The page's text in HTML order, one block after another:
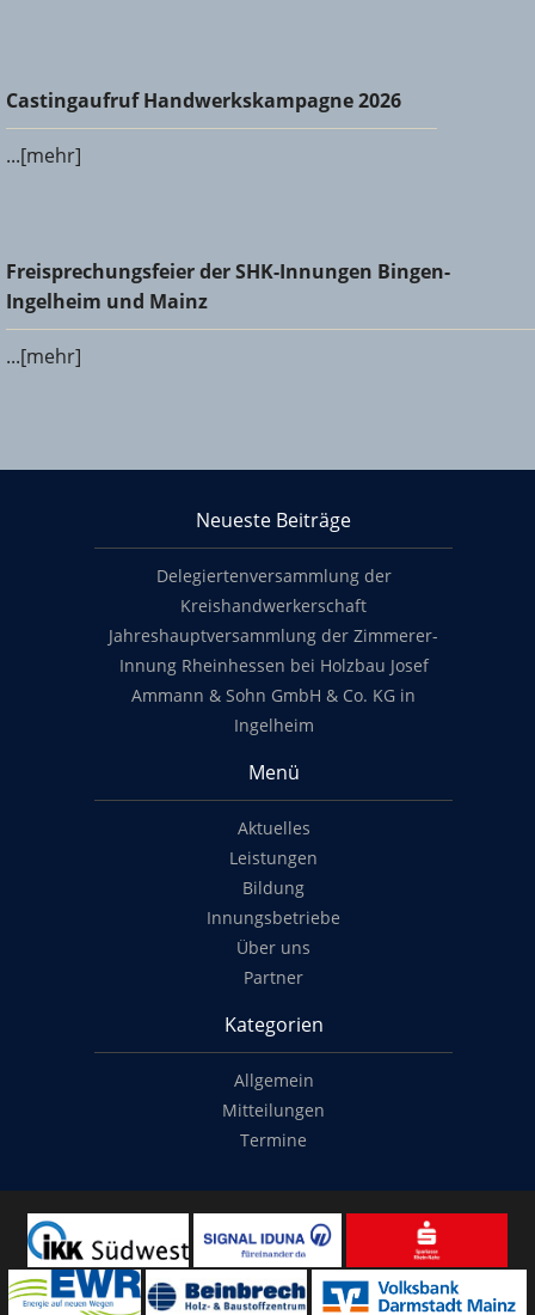
Castingaufruf Handwerkskampagne 2026
Castingaufruf Handwerkskampagne 2026
...[mehr]
Freisprechungsfeier der SHK-Innungen Bingen-Ingelheim
und Mainz
Freisprechungsfeier der SHK-Innungen Bingen-
Ingelheim und Mainz
...[mehr]
Neueste Beiträge
Delegiertenversammlung der
Kreishandwerkerschaft
Jahreshauptversammlung der Zimmerer-
Innung Rheinhessen bei Holzbau Josef
Ammann & Sohn GmbH & Co. KG in
Ingelheim
Menü
Aktuelles
Leistungen
Bildung
Innungsbetriebe
Über uns
Partner
Kategorien
Allgemein
Mitteilungen
Termine
© 2014-2022 Classymade GmbH. Alle Rechte vorbehalten.